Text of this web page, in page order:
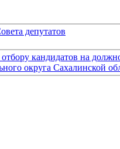
депутатов
кандидатов на
округа Сахалинской